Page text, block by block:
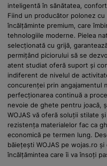
inteligentă în sănătatea,
Fiind un producător polonez
încălțăminte premium, care
tehnologiile moderne. Pielea
selecționată cu grijă,
permițând piciorului să se
atent studiat oferă suport și
indiferent de nivelul de
concurenței prin angajamentul
perfecționarea continuă a
nevoie de ghete pentru joacă,
WOJAS vă oferă soluții stilate
rezistența materialelor fac ca
economică pe termen lung.
băiețești WOJAS pe wojas.ro
încălțămintea care îi va însoți